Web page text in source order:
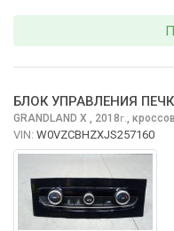
БЛОК УПРАВЛЕНИЯ
GRANDLAND X , 2018г.,
VIN: W0VZCBHZXJS257160